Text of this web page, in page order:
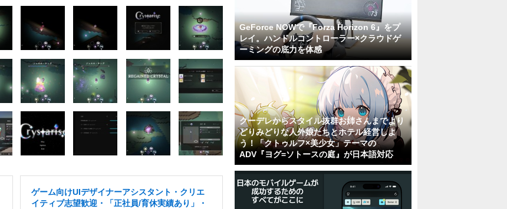
ゲーム向けUIデザイナーアシスタント・クリエ
イティブ志望歓迎・「正社員/育休実績あり」・
GeForce NOWで『Forza Horizon 6』をプ
レイ。ハンドルコントローラー×クラウドゲ
ーミングの底力を体感
クーデレからスタイル抜群お姉さんまでより
どりみどりな人外娘たちとホテル経営しよ
う！「クトゥルフ×美少女」テーマの
ADV『ヨグ=ソトースの庭』が日本語対応